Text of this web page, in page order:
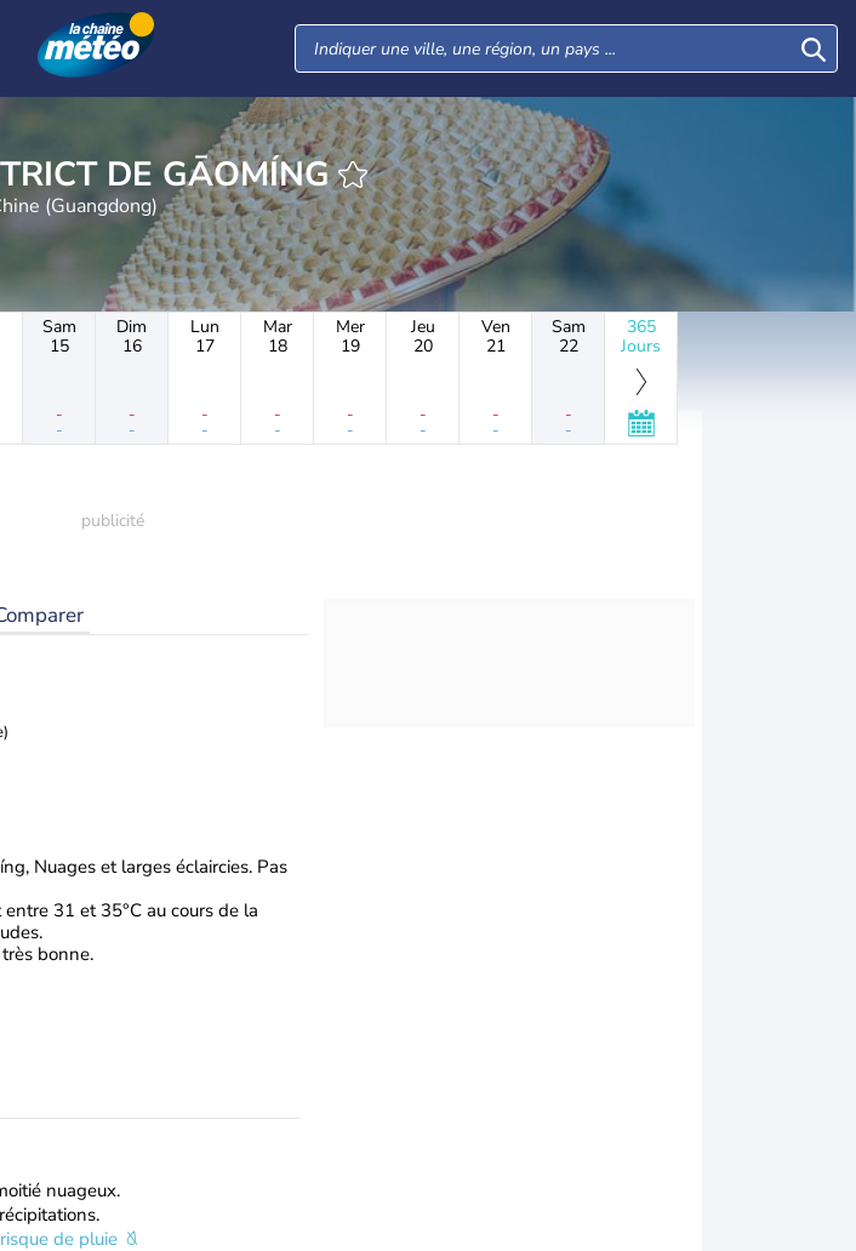
DISTRICT DE GĀOMÍNG
(Guangdong)
Sam
15
-
-
Dim
16
-
-
Lun
17
-
-
Mar
18
-
-
Mer
19
-
-
Jeu
20
-
-
Ven
21
-
-
Sam
22
-
-
365
Jours
Nuages et larges éclaircies. Pas
31 et 35°C au cours de la
bonne.
nuageux.
de pluie